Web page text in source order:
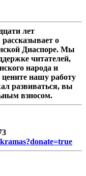
лет
о
Диаспоре. Мы
читателей,
народа и
нашу работу
развиваться, вы
взносом.